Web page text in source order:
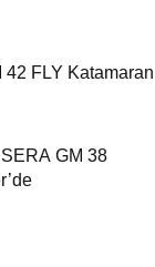
42 FLY Katamaran
GM 38